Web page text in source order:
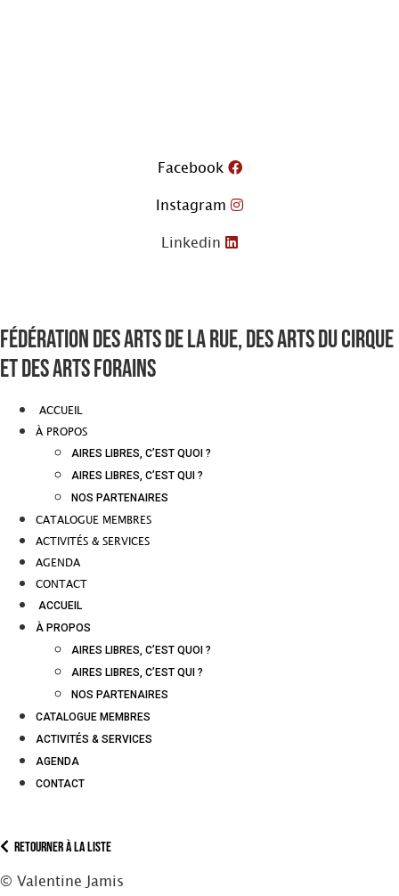
Facebook
Instagram
Linkedin
Fédération des arts de la rue, des arts du cirque
et des arts forains
ACCUEIL
À PROPOS
AIRES LIBRES, C’EST QUOI ?
AIRES LIBRES, C’EST QUI ?
NOS PARTENAIRES
CATALOGUE MEMBRES
ACTIVITÉS & SERVICES
AGENDA
CONTACT
ACCUEIL
À PROPOS
AIRES LIBRES, C’EST QUOI ?
AIRES LIBRES, C’EST QUI ?
NOS PARTENAIRES
CATALOGUE MEMBRES
ACTIVITÉS & SERVICES
AGENDA
CONTACT
Retourner à la liste
© Valentine Jamis